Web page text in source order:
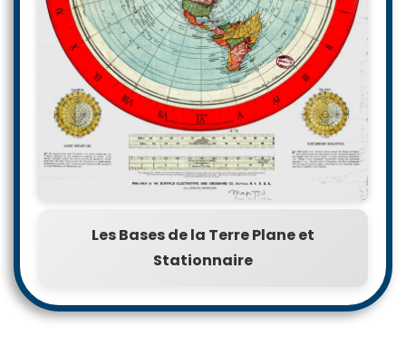
Les Bases de la Terre Plane et
Stationnaire